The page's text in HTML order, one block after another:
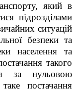
який в
підрозділами
ситуацій
безпеки та
населення та
такого
за нульовою
постачання